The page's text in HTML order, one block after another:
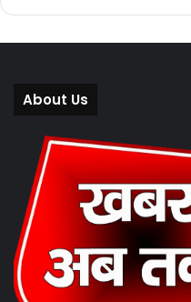
About Us